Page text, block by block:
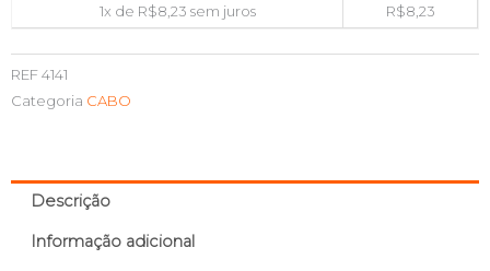
1x de R$8,23 sem juros R$8,23
REF4141
Categoria CABO
Descrição
Informação adicional